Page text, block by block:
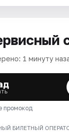
1 минуту
промокод
БИЛЕТНЫЙ